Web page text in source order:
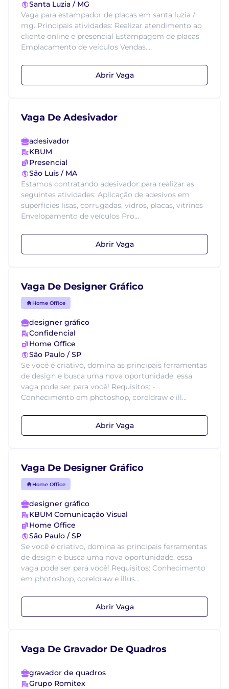
Santa Luzia / MG
Vaga para estampador de placas em santa luzia /
mg. Principais atividades: Realizar atendimento ao
cliente online e presencial Estampagem de placas
Emplacamento de veículos Vendas....
Abrir Vaga
Vaga De Adesivador
adesivador
KBUM
Presencial
São Luís / MA
Estamos contratando adesivador para realizar as
seguintes atividades: Aplicação de adesivos em
superfícies lisas, corrugadas, vidros, placas, vitrines
Envelopamento de veículos Pro...
Abrir Vaga
Vaga De Designer Gráfico
Home Office
designer gráfico
Confidencial
Home Office
São Paulo / SP
Se você é criativo, domina as principais ferramentas
de design e busca uma nova oportunidade, essa
vaga pode ser para você! Requisitos: -
Conhecimento em photoshop, coreldraw e ill...
Abrir Vaga
Vaga De Designer Gráfico
Home Office
designer gráfico
KBUM Comunicação Visual
Home Office
São Paulo / SP
Se você é criativo, domina as principais ferramentas
de design e busca uma nova oportunidade, essa
vaga pode ser para você! Requisitos: Conhecimento
em photoshop, coreldraw e illus...
Abrir Vaga
Vaga De Gravador De Quadros
gravador de quadros
Grupo Romitex